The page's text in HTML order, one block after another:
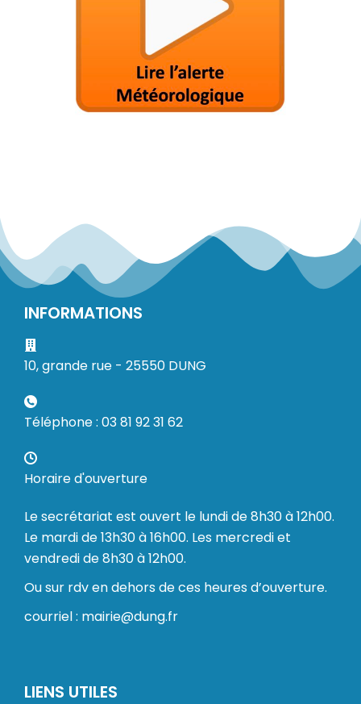
INFORMATIONS
10, grande rue - 25550 DUNG
Téléphone : 03 81 92 31 62
Horaire d'ouverture
Le secrétariat est ouvert le lundi de 8h30 à 12h00.
Le mardi de 13h30 à 16h00. Les mercredi et
vendredi de 8h30 à 12h00.
Ou sur rdv en dehors de ces heures d’ouverture.
courriel : mairie@dung.fr
LIENS UTILES